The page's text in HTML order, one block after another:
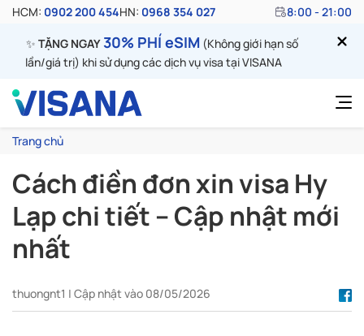
HCM: 0902 200 454HN: 0968 354 027 8:00 - 21:00
✨ TẶNG NGAY30% PHÍ eSIM (Không giới hạn số
lần/giá trị) khi sử dụng các dịch vụ visa tại VISANA
Trang chủ
Cách điền đơn xin visa Hy
Lạp chi tiết – Cập nhật mới
nhất
thuongnt1 | Cập nhật vào 08/05/2026